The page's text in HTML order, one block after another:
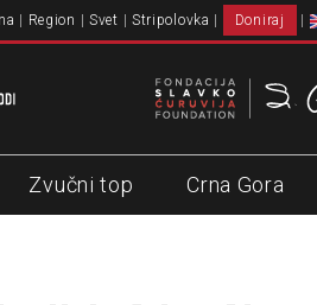
Region Svet Stripolovka Doniraj
Zvučni top Crna Gora